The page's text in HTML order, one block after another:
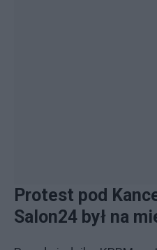
Protest pod
Salon24 był na